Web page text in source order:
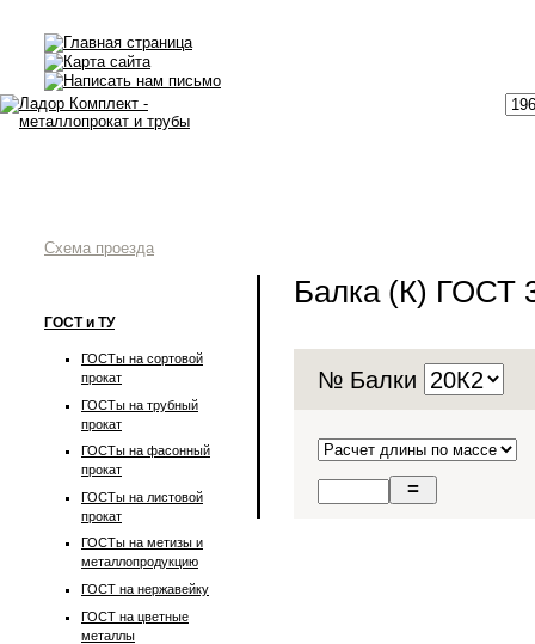
Схема проезда
ГОСТ и ТУ
ГОСТы на сортовой
прокат
ГОСТы на трубный
прокат
ГОСТы на фасонный
прокат
ГОСТы на листовой
прокат
ГОСТы на метизы и
металлопродукцию
ГОСТ на нержавейку
ГОСТ на цветные
металлы
Балка (К) ГОСТ
№ Балки